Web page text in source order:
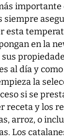
importante
siempre
esta
en la
al día y
la
si se
receta y los
arroz, o
Los